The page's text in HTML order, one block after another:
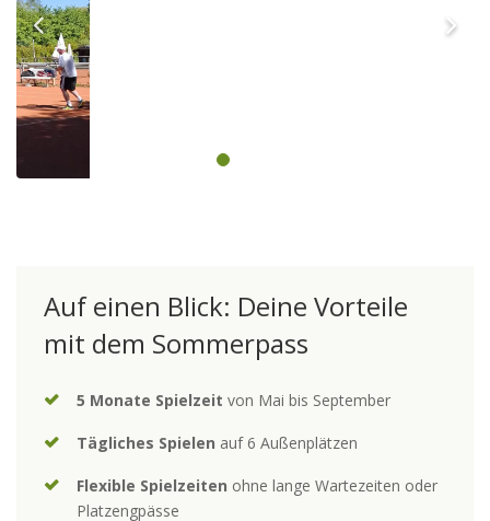
Auf einen Blick: Deine Vorteile
mit dem Sommerpass
5 Monate Spielzeit von Mai bis September
Tägliches Spielen auf 6 Außenplätzen
Flexible Spielzeiten ohne lange Wartezeiten oder
Platzengpässe